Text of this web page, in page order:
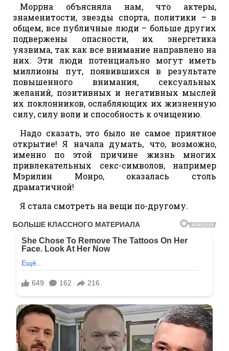
Моррна объясняла нам, что актеры,
знаменитости, звезды спорта, политики – в
общем, все публичные люди – больше других
подвержены опасности, их энергетика
уязвима, так как все внимание направлено на
них. Эти люди потенциально могут иметь
миллионы пут, появившихся в результате
повышенного внимания, сексуальных
желаний, позитивных и негативных мыслей
их поклонников, ослабляющих их жизненную
силу, силу воли и способность к очищению.
Надо сказать, это было не самое приятное
открытие! Я начала думать, что, возможно,
именно по этой причине жизнь многих
привлекательных секс-символов, например
Мэрилин Монро, оказалась столь
драматичной!
Я стала смотреть на вещи по-другому.